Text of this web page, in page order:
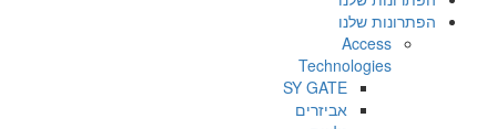
הפתרונות שלנו
Access
Technologies
SY GATE
אביזרים